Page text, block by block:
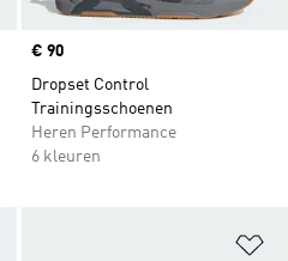
Price
€ 90
Dropset Control
Trainingsschoenen
Heren Performance
6 kleuren